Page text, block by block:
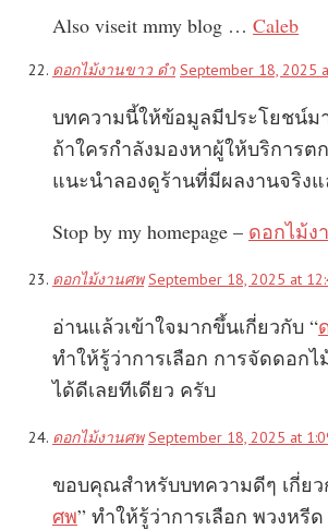
Also viseit mmy blog … Caleb
ดอกไม้งานขาว ดํา September 18, 2025
บทความนี้ให้ข้อมูลมีประโยชน์ม
ถ้าใครกำลังมองหาผู้ให้บริการต
แนะนำลองดูร้านที่มีผลงานจริง
Stop by my homepage – ดอกไม้ง
ดอกไม้งานศพ September 18, 2025 at
อ่านแล้วเข้าใจมากขึ้นเกี่ยวกับ “
ทำให้รู้ว่าการเลือก การจัดดอก
ได้ดีเลยทีเดียว ครับ
ดอกไม้งานศพ September 18, 2025 at
ขอบคุณสำหรับบทความดีๆ เกี่ยว
ศพ” ทำให้รู้ว่าการเลือก พวงหรี